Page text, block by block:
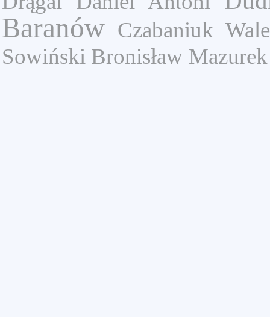
Baranów Czabaniuk
Sowiński Bronisław